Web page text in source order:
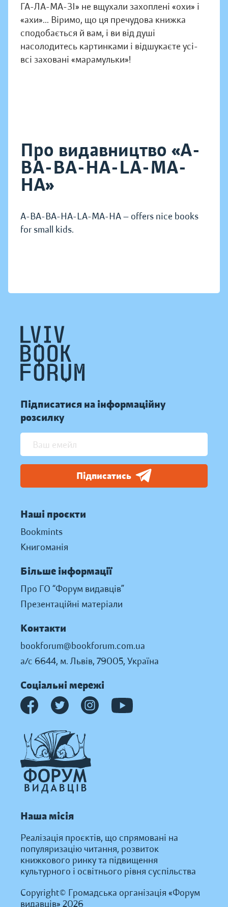
ГА-ЛА-МА-ЗІ» не вщухали захоплені «охи» і
«ахи»... Віримо, що ця пречудова книжка
сподобається й вам, і ви від душі
насолодитесь картинками і відшукаєте усі-
всі заховані «марамульки»!
Про видавництво «A-
BA-BA-HA-LA-MA-
HA»
A-BA-BA-HA-LA-MA-HA — offers nice books
for small kids.
Підписатися на інформаційну
розсилку
Підписатись
Наші проєкти
Bookmints
Книгоманія
Більше інформації
Про ГО “Форум видавців”
Презентаційні матеріали
Контакти
bookforum@bookforum.com.ua
а/с 6644, м. Львів, 79005, Україна
Соціальні мережі
Наша місія
Реалізація проєктів, що спрямовані на
популяризацію читання, розвиток
книжкового ринку та підвищення
культурного і освітнього рівня суспільства
Copyright© Громадська організація «Форум
видавців» 2026